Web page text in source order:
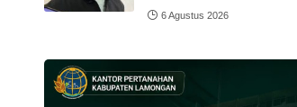
6 Agustus 2026